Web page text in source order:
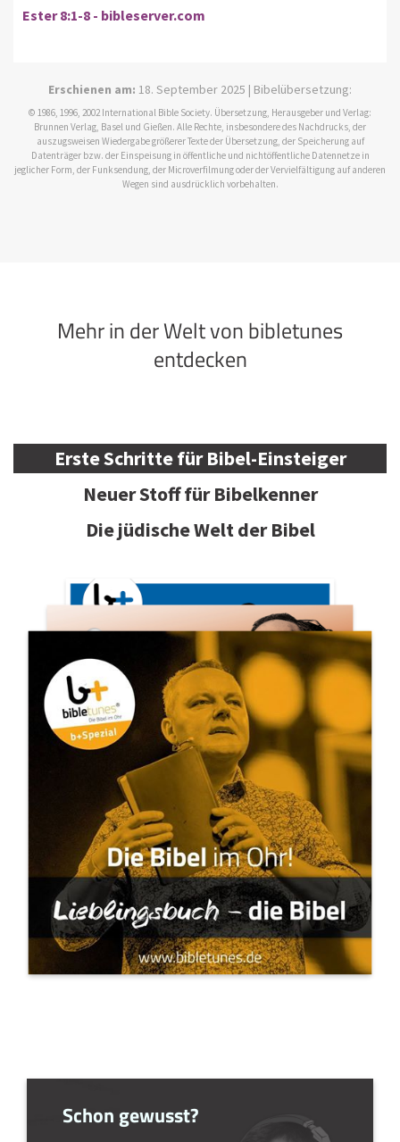
Ester 8:1-8 - bibleserver.com
Erschienen am: 18. September 2025 | Bibelübersetzung:
© 1986, 1996, 2002 International Bible Society. Übersetzung, Herausgeber und Verlag:
Brunnen Verlag, Basel und Gießen. Alle Rechte, insbesondere des Nachdrucks, der
auszugsweisen Wiedergabe größerer Texte der Übersetzung, der Speicherung auf
Datenträger bzw. der Einspeisung in öffentliche und nichtöffentliche Datennetze in
jeglicher Form, der Funksendung, der Microverfilmung oder der Vervielfältigung auf anderen
Wegen sind ausdrücklich vorbehalten.
Mehr in der Welt von bibletunes
entdecken
Erste Schritte für Bibel-Einsteiger
Neuer Stoff für Bibelkenner
Die jüdische Welt der Bibel
Schon gewusst?